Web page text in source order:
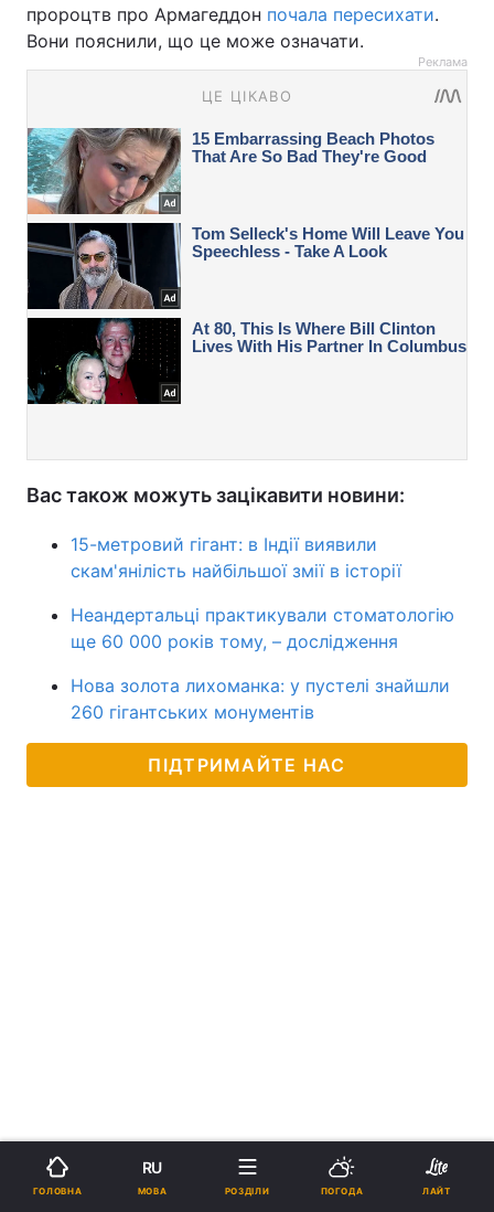
пророцтв про Армагеддон почала пересихати.
Вони пояснили, що це може означати.
Реклама
Вас також можуть зацікавити новини:
15-метровий гігант: в Індії виявили
скам'янілість найбільшої змії в історії
Неандертальці практикували стоматологію
ще 60 000 років тому, – дослідження
Нова золота лихоманка: у пустелі знайшли
260 гігантських монументів
ПІДТРИМАЙТЕ НАС
ГОЛОВНА
RU
МОВА РОЗДІЛИ ПОГОДА ЛАЙТ